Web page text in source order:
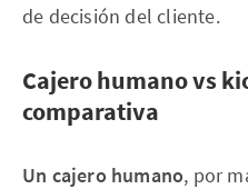
de decisión del cliente.
Cajero humano vs
comparativa
Un cajero humano, por